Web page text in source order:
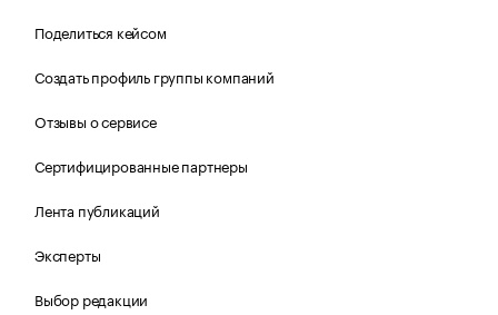
Поделиться кейсом
Создать профиль группы компаний
Отзывы о сервисе
Сертифицированные партнеры
Лента публикаций
Эксперты
Выбор редакции